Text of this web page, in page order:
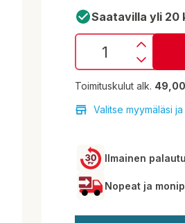
Saatavilla yli 20
Toimituskulut alk.
Valitse myymäläsi
Ilmainen
Nopeat ja